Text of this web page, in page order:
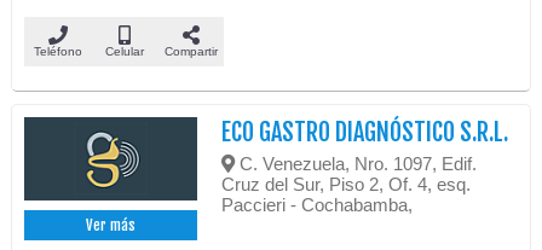
Teléfono Celular Compartir
Ver más
ECO GASTRO DIAGNÓSTICO S.R.L.
C. Venezuela, Nro. 1097, Edif.
Cruz del Sur, Piso 2, Of. 4, esq.
Paccieri - Cochabamba,